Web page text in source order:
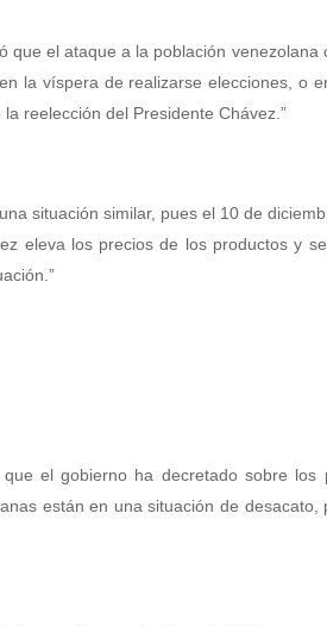
que el ataque a la población
la víspera de realizarse elecciones, o
reelección del Presidente Chávez.”
situación similar, pues el 10 de
eleva los precios de los productos y
el gobierno ha decretado sobre
están en una situación de